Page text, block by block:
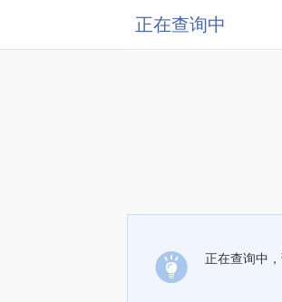
正在查询中
正在查询中，